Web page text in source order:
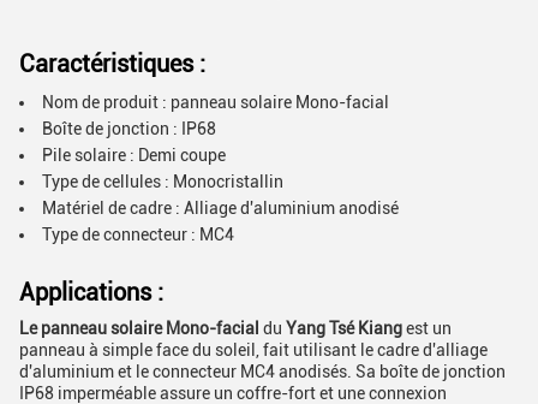
Caractéristiques :
Nom de produit : panneau solaire Mono-facial
Boîte de jonction : IP68
Pile solaire : Demi coupe
Type de cellules : Monocristallin
Matériel de cadre : Alliage d'aluminium anodisé
Type de connecteur : MC4
Applications :
Le panneau solaire Mono-facial du Yang Tsé Kiangest un
panneau à simple face du soleil, fait utilisant le cadre d'alliage
d'aluminium et le connecteur MC4 anodisés. Sa boîte de jonction
IP68 imperméable assure un coffre-fort et une connexion